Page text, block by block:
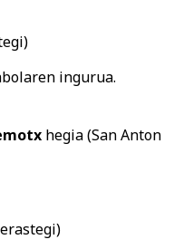
ingurua.
hegia (San Anton